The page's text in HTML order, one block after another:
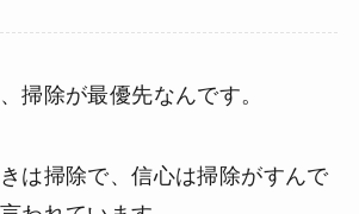
掃除が最優先なんです。
きは掃除で、信心は掃除がすんで